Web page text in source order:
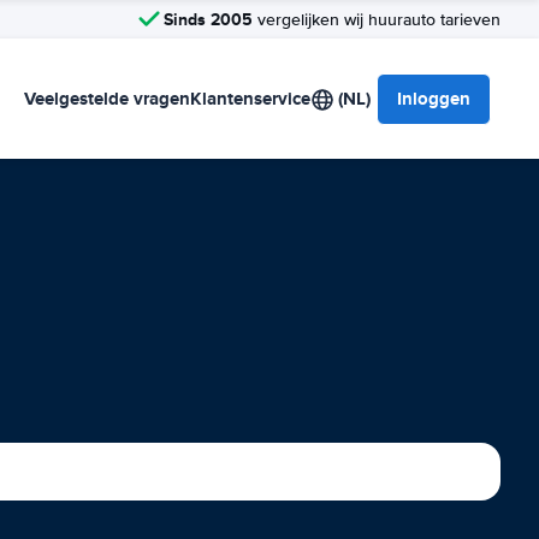
Sinds 2005 vergelijken wij huurauto tarieven
Veelgestelde vragenKlantenservice (NL) Inloggen